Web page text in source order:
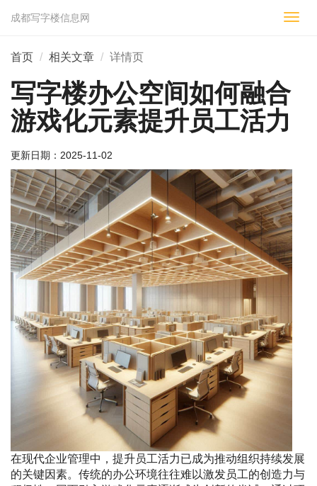
切
成都写字楼信息网
首页 相关文章 详情页
写字楼办公空间如何融合
游戏化元素提升员工活力
更新日期： 2025-11-02
在现代企业管理中，提升员工活力已成为推动组织持续发展
的关键因素。传统的办公环境往往难以激发员工的创造力与